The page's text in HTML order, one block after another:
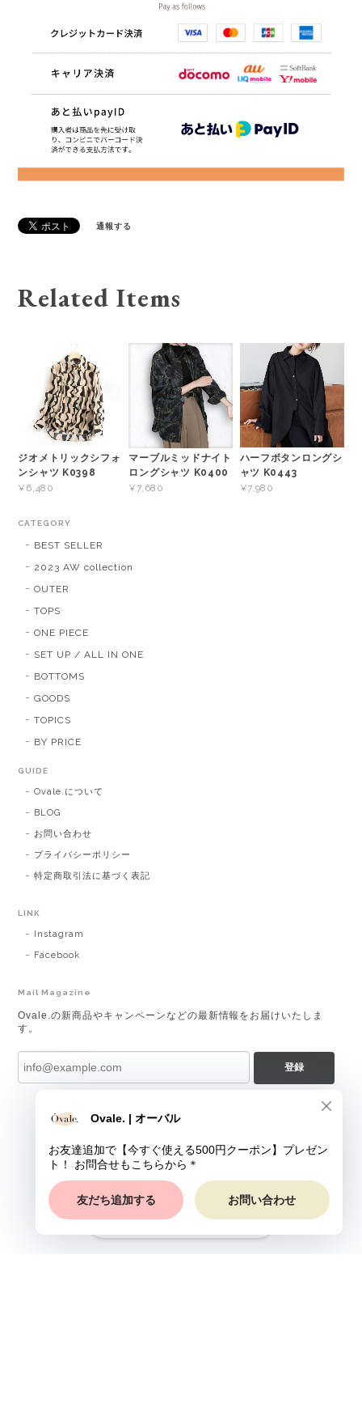
通報する
Related Items
ジオメトリックシフォ
ンシャツ K0398
¥6,480
マーブルミッドナイト
ロングシャツ K0400
¥7,680
ハーフボタンロングシ
ャツ K0443
¥7,980
CATEGORY
BEST SELLER
2023 AW collection
OUTER
TOPS
ONE PIECE
SET UP / ALL IN ONE
BOTTOMS
GOODS
TOPICS
BY PRICE
GUIDE
Ovale.について
BLOG
お問い合わせ
プライバシーポリシー
特定商取引法に基づく表記
LINK
Instagram
Facebook
Mail Magazine
Ovale.の新商品やキャンペーンなどの最新情報をお届けいたしま
す。
登録
ショップに質問する